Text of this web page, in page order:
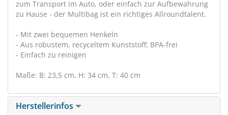
zum Transport im Auto, oder einfach zur Aufbewahrung
zu Hause - der Multibag ist ein richtiges Allroundtalent.
- Mit zwei bequemen Henkeln
- Aus robustem, recyceltem Kunststoff; BPA-frei
- Einfach zu reinigen
Maße: B: 23,5 cm, H: 34 cm, T: 40 cm
Herstellerinfos